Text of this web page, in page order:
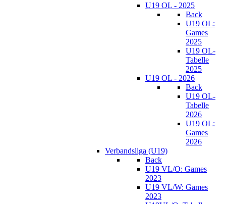
U19 OL - 2025
Back
U19 OL:
Games
2025
U19 OL-
Tabelle
2025
U19 OL - 2026
Back
U19 OL-
Tabelle
2026
U19 OL:
Games
2026
Verbandsliga (U19)
Back
U19 VL/O: Games
2023
U19 VL/W: Games
2023